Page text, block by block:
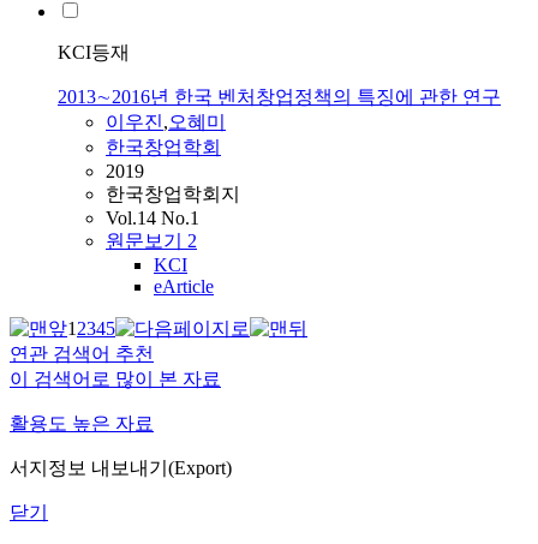
KCI등재
2013∼2016년 한국 벤처창업정책의 특징에 관한 연구
이우진,오혜미
한국창업학회
2019
한국창업학회지
Vol.14 No.1
원문보기 2
KCI
eArticle
12345
연관 검색어 추천
이 검색어로 많이 본 자료
활용도 높은 자료
서지정보 내보내기(Export)
닫기